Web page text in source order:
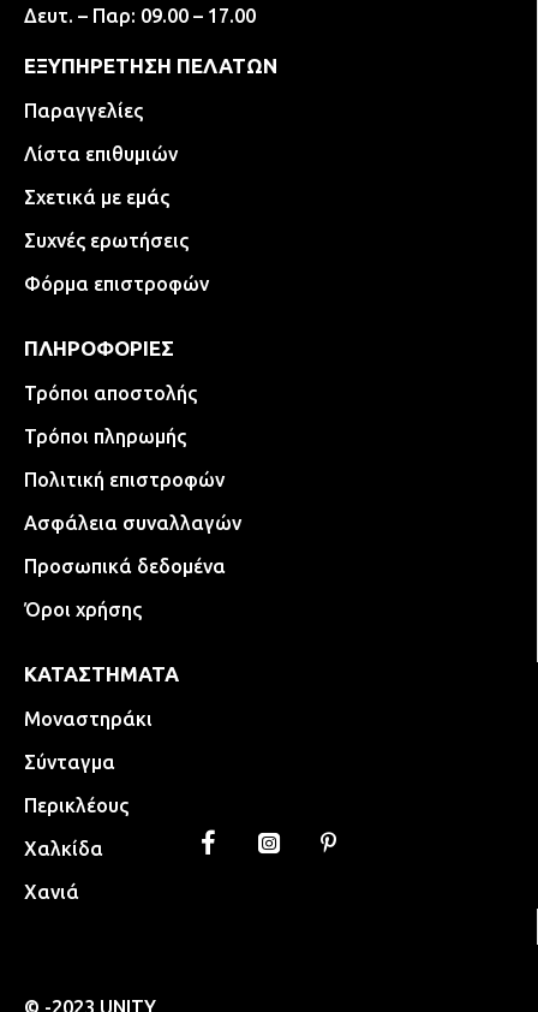
Δευτ. – Παρ: 09.00 – 17.00
ΕΞΥΠΗΡΕΤΗΣΗ ΠΕΛΑΤΩΝ
Παραγγελίες
Λίστα επιθυμιών
Σχετικά με εμάς
Συχνές ερωτήσεις
Φόρμα επιστροφών
ΠΛΗΡΟΦΟΡΙΕΣ
Τρόποι αποστολής
Τρόποι πληρωμής
Πολιτική επιστροφών
Ασφάλεια συναλλαγών
Προσωπικά δεδομένα
Όροι χρήσης
ΚΑΤΑΣΤΗΜΑΤΑ
Μοναστηράκι
Σύνταγμα
Περικλέους
Χαλκίδα
Χανιά
© -2023 UNITY